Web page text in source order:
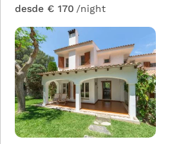
desde € 170/night